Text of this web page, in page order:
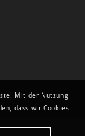
Mit der Nutzung
dass wir Cookies